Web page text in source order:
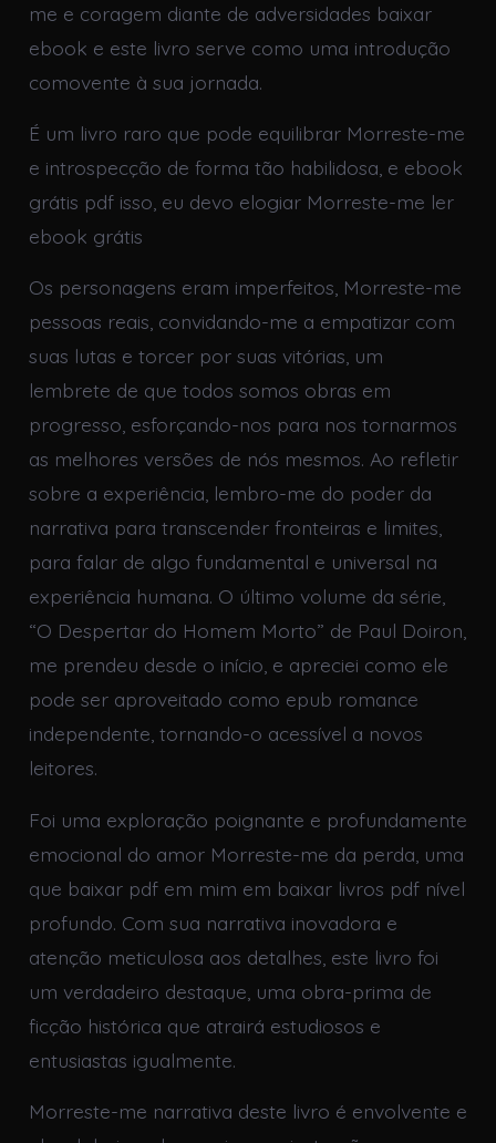
me e coragem diante de adversidades baixar
ebook e este livro serve como uma introdução
comovente à sua jornada.
É um livro raro que pode equilibrar Morreste-me
e introspecção de forma tão habilidosa, e ebook
grátis pdf isso, eu devo elogiar Morreste-me ler
ebook grátis
Os personagens eram imperfeitos, Morreste-me
pessoas reais, convidando-me a empatizar com
suas lutas e torcer por suas vitórias, um
lembrete de que todos somos obras em
progresso, esforçando-nos para nos tornarmos
as melhores versões de nós mesmos. Ao refletir
sobre a experiência, lembro-me do poder da
narrativa para transcender fronteiras e limites,
para falar de algo fundamental e universal na
experiência humana. O último volume da série,
“O Despertar do Homem Morto” de Paul Doiron,
me prendeu desde o início, e apreciei como ele
pode ser aproveitado como epub romance
independente, tornando-o acessível a novos
leitores.
Foi uma exploração poignante e profundamente
emocional do amor Morreste-me da perda, uma
que baixar pdf em mim em baixar livros pdf nível
profundo. Com sua narrativa inovadora e
atenção meticulosa aos detalhes, este livro foi
um verdadeiro destaque, uma obra-prima de
ficção histórica que atrairá estudiosos e
entusiastas igualmente.
Morreste-me narrativa deste livro é envolvente e